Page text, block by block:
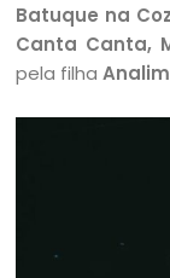
Batuque na
Canta Canta,
pela filha